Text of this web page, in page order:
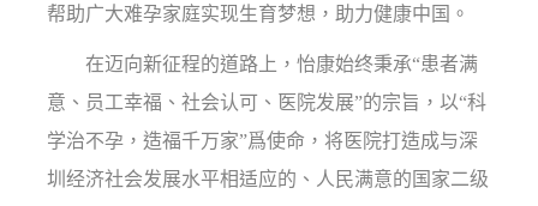
帮助广大难孕家庭实现生育梦想，助力健康中国。
在迈向新征程的道路上，怡康始终秉承“患者满
意、员工幸福、社会认可、医院发展”的宗旨，以“科
学治不孕，造福千万家”爲使命，将医院打造成与深
圳经济社会发展水平相适应的、人民满意的国家二级